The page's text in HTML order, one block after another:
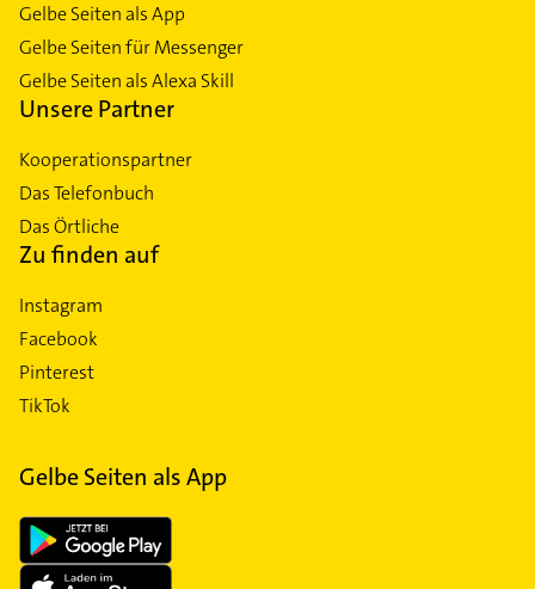
Gelbe Seiten als App
Gelbe Seiten für Messenger
Gelbe Seiten als Alexa Skill
Unsere Partner
Kooperationspartner
Das Telefonbuch
Das Örtliche
Zu finden auf
Instagram
Facebook
Pinterest
TikTok
Gelbe Seiten als App